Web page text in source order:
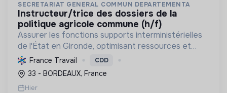
SECRETARIAT GENERAL COMMUN DEPARTEMENTA
instructeur/trice des dossiers de la
politique agricole commune (h/f)
Assurer les fonctions supports interministérielles
de l'État en Gironde, optimisant ressources et
services, pour une administration efficiente et
engagée dans la transition écologique et le
développem...
France Travail CDD
33 - BORDEAUX, France
Hier